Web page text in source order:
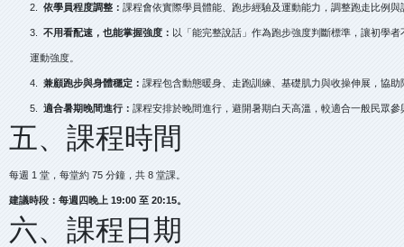
2. 依學員程度調整： 課程會依實際學員體能、跑步經驗及運動能力，調整跑走比例與
3. 不用看配速，也能掌握強度： 以「能完整說話」作為跑步強度判斷標準，讓初學
運動強度。
4. 兼顧跑步與身體穩定： 課程包含動態暖身、走跑訓練、基礎肌力與收操伸展，協
5. 適合暑期晚間進行： 課程安排於晚間進行，避開暑期白天高溫，較適合一般民眾參
五、課程時間
每週 1 堂，每堂約 75 分鐘，共 8 堂課。
建議時段：每週四晚上 19:00 至 20:15。
六、課程日期